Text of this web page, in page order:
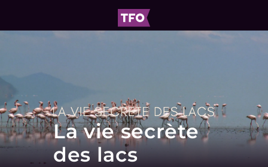
La vie secrète
des lacs